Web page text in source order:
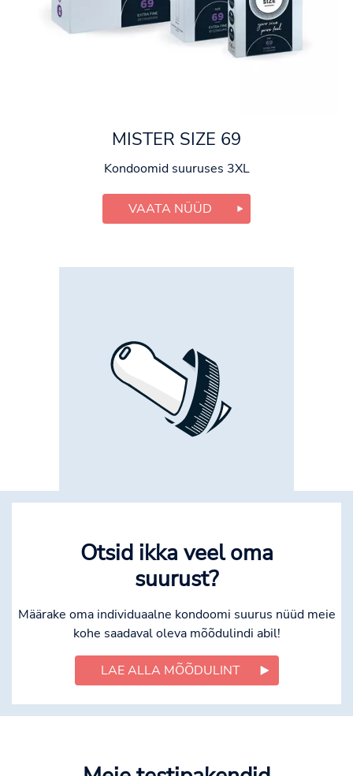
MISTER SIZE 69
Kondoomid suuruses 3XL
VAATA NÜÜD
Otsid ikka veel oma
suurust?
Määrake oma individuaalne kondoomi suurus nüüd meie
kohe saadaval oleva mõõdulindi abil!
LAE ALLA MÕÕDULINT